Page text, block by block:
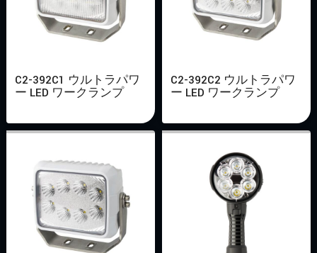
C2-392C1 ウルトラパワ
ー LED ワークランプ
C2-392C2 ウルトラパワ
ー LED ワークランプ